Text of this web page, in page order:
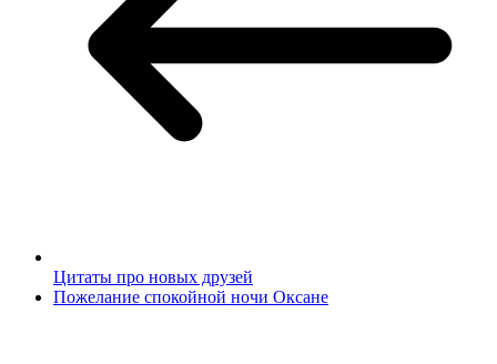
Цитаты про новых друзей
Пожелание спокойной ночи Оксане